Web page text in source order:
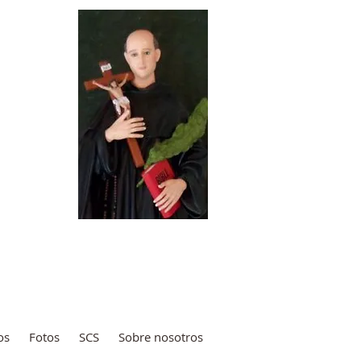
Fotos SCS Sobre nosotros